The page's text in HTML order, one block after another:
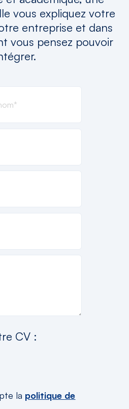
vous expliquez votre
entreprise et dans
vous pensez pouvoir
CV :
la politique de